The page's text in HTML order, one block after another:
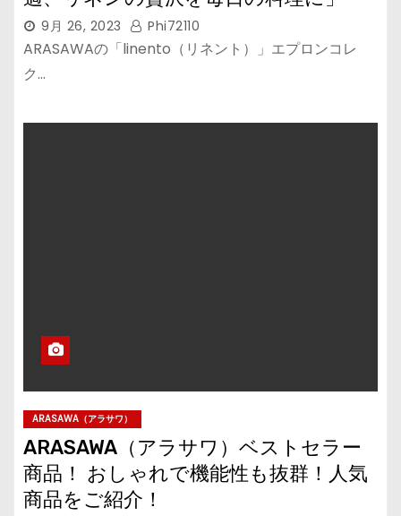
9月 26, 2023 Phi72110
ARASAWAの「linento（リネント）」エプロンコレ
ク…
ARASAWA（アラサワ）
ARASAWA（アラサワ）ベストセラー
商品！ おしゃれで機能性も抜群！人気
商品をご紹介！